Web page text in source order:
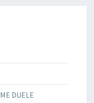
ME DUELE